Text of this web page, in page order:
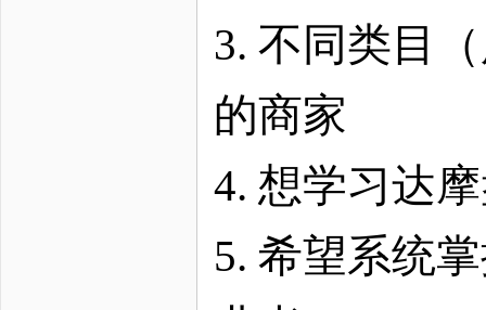
3. 不同类目
的商家
4. 想学习达
5. 希望系统